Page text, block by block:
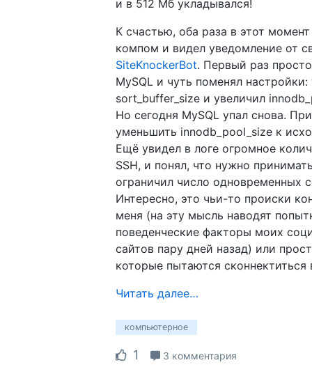
и в 512 Мб укладывался!
К счастью, оба раза в этот
компом и видел уведомление от
SiteKnockerBot. Первый раз
MySQL и чуть поменял
sort_buffer_size и увеличил
Но сегодня MySQL упал снова.
уменьшить innodb_pool_size к
Ещё увидел в логе огромное
SSH, и понял, что нужно
ограничил число одновременных
Интересно, это чьи-то происки
меня (на эту мысль наводят
поведенческие факторы моих
сайтов пару дней назад) или
которые пытаются сконнектиться
Читать далее…
компьютерное
1 3 комментария